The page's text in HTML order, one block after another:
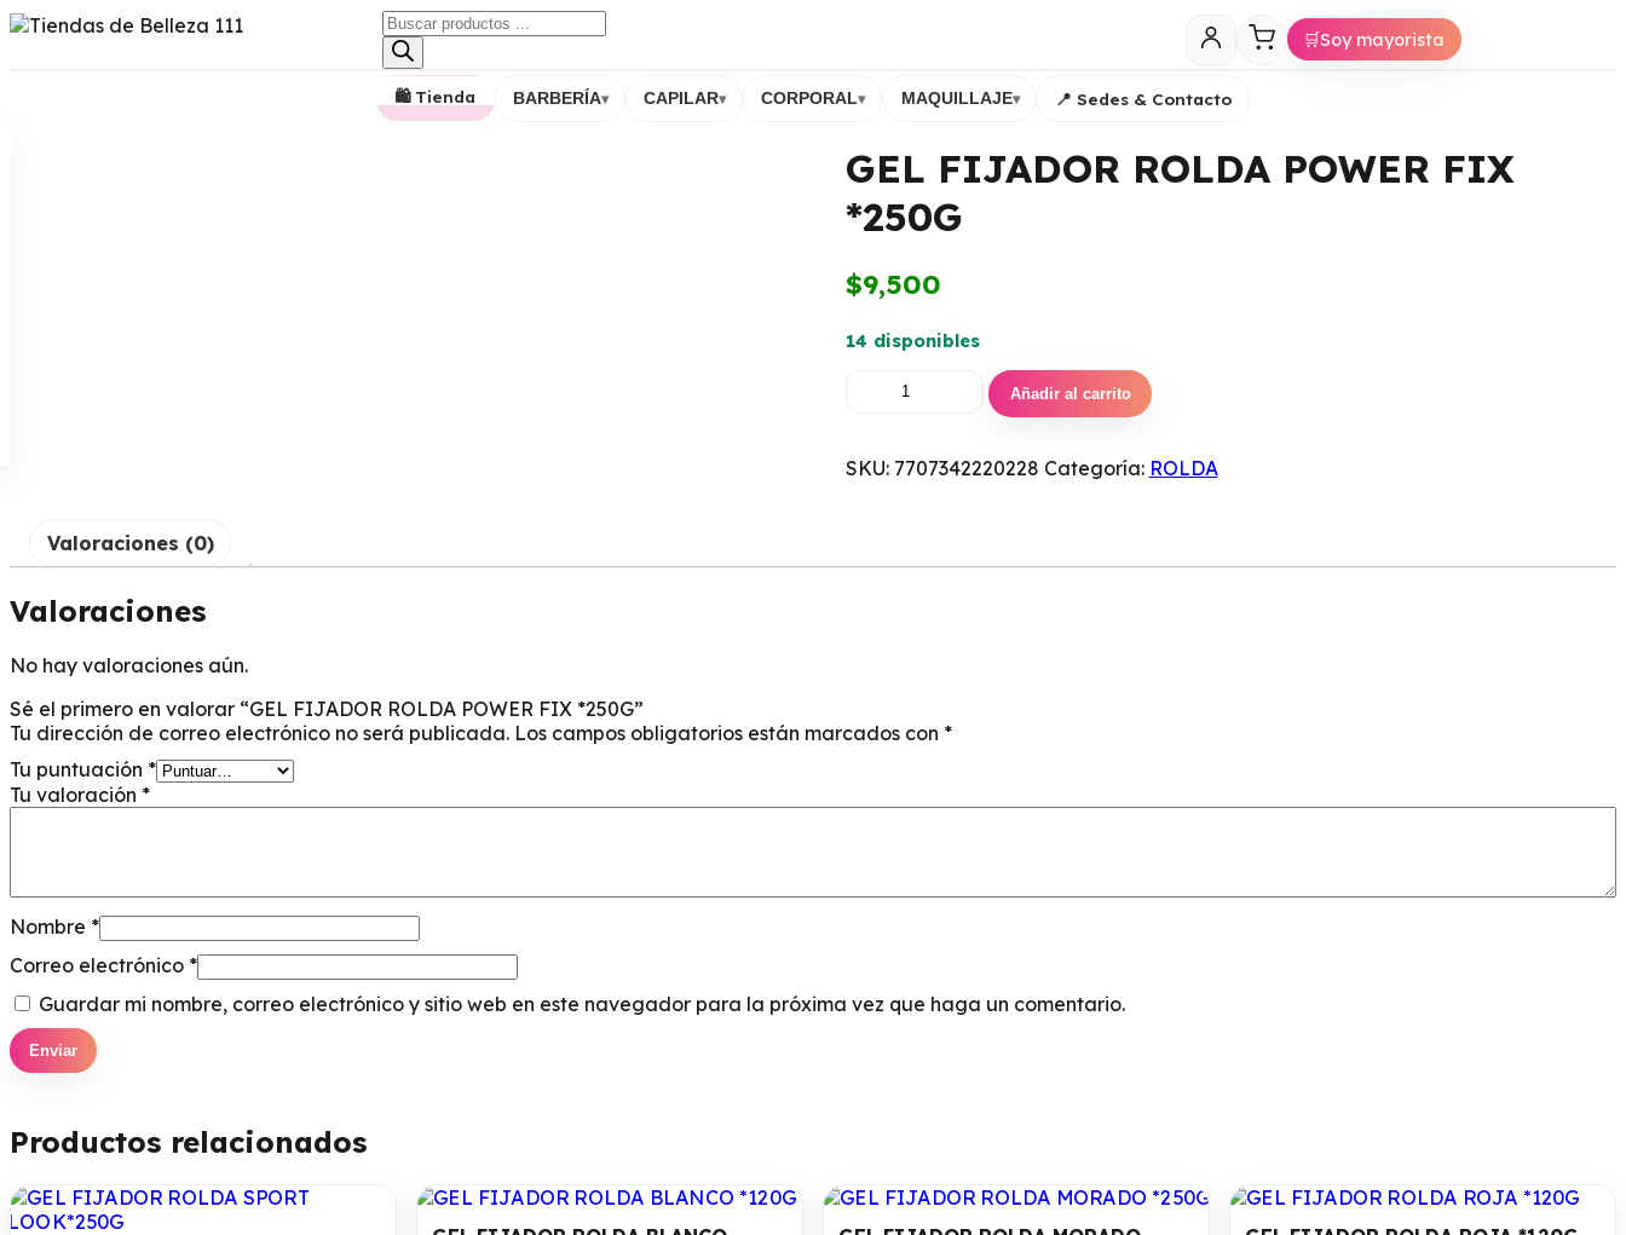
🛒Soy mayorista
🛍️ Tienda BARBERÍA▾ CAPILAR▾ CORPORAL▾ MAQUILLAJE▾ 📍 Sedes & Contacto
GEL FIJADOR ROLDA POWER FIX
*250G
$9,500
14 disponibles
Añadir al carrito
SKU: 7707342220228 Categoría: ROLDA
Valoraciones (0)
Valoraciones
No hay valoraciones aún.
Sé el primero en valorar “GEL FIJADOR ROLDA POWER FIX *250G”
Tu dirección de correo electrónico no será publicada. Los campos obligatorios están marcados con *
Tu puntuación *
Tu valoración *
Nombre *
Correo electrónico *
Guardar mi nombre, correo electrónico y sitio web en este navegador para la próxima vez que haga un comentario.
Productos relacionados